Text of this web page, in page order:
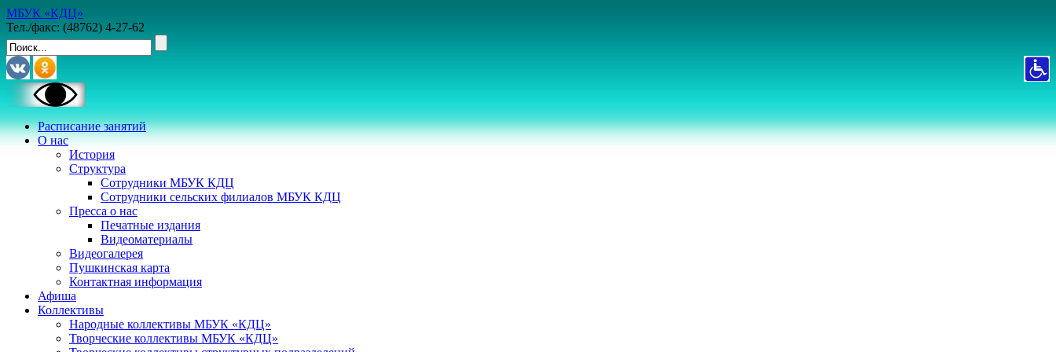
МБУК «КДЦ»
Тел./факс: (48762) 4-27-62
Расписание занятий
О нас
История
Структура
Сотрудники МБУК КДЦ
Сотрудники сельских филиалов МБУК КДЦ
Пресса о нас
Печатные издания
Видеоматериалы
Видеогалерея
Пушкинская карта
Контактная информация
Афиша
Коллективы
Народные коллективы МБУК «КДЦ»
Творческие коллективы МБУК «КДЦ»